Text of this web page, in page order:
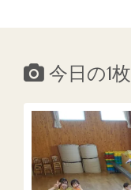
今日の1枚